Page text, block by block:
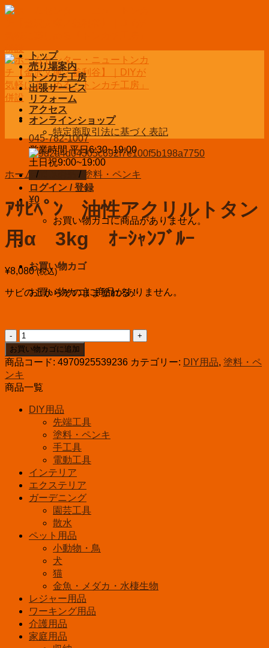
Skip
045-782-1007
営業時間 平日6:30~19:00
土日祝9:00~19:00
お問い合わせ
ログイン / 登録
¥0
お買い物カゴに商品がありません。
お買い物カゴ
お買い物カゴに商品がありません。
トップ
売り場案内
トンカチ工房
出張サービス
リフォーム
アクセス
オンラインショップ
特定商取引法に基づく表記
ホーム / / 塗料・ペンキ
ｱｻﾋﾍﾟﾝ 油性アクリルトタン
用α 3kg ｵｰｼｬﾝﾌﾞﾙｰ
¥8,080 (税込)
サビの上からそのまま塗れる！
ｱ
ｻ
ﾋ
ﾍﾟ
ﾝ
油
ア
タ
ン
用
3kg
ｵ
ﾙ
ｰ
個
お買い物カゴに追加
商品コード: 4970925539236 カテゴリー: DIY用品, 塗料・ペ
ンキ
商品一覧
DIY用品
先端工具
塗料・ペンキ
手工具
電動工具
インテリア
エクステリア
ガーデニング
園芸工具
散水
ペット用品
小動物・鳥
犬
猫
金魚・メダカ・水棲生物
レジャー用品
ワーキング用品
介護用品
家庭用品